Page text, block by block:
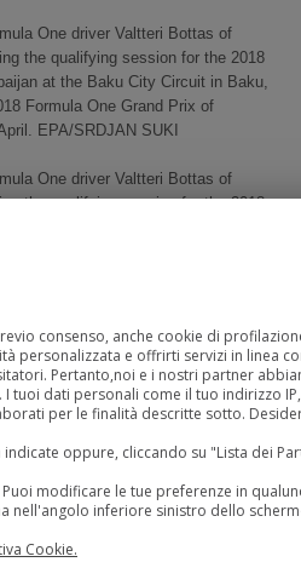
One driver Valtteri Bottas of
the qualifying session for the 2018
at the Baku City Circuit in Baku,
Formula One Grand Prix of
EPA/SRDJAN SUKI
One driver Valtteri Bottas of
the qualifying session for the 2018
EPA/SRDJAN SUKI
the qualifying session for the 2018
at the Baku City Circuit in Baku,
Formula One Grand Prix of
EPA/SRDJAN SUKI
Formula One Grand Prix of Azerbaijan
27 April 2018. The 2018
will take place on 29 April.
consenso, anche cookie di
personalizzata e offrirti servizi in linea
Pertanto,noi e i nostri partner
tuoi dati personali come il tuo indirizzo
per le finalità descritte sotto.
oppure, cliccando su "Lista dei
modificare le tue preferenze in
nell'angolo inferiore sinistro dello
Cookie.